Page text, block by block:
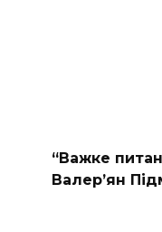
“Важке
Валер’ян